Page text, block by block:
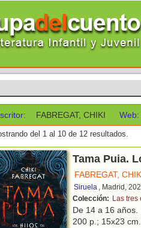
FABREGAT, CHIKI Web:
del 1 al 10 de 12 resultados.
Tama Puia.
FABREGAT,
Siruela , Madrid,
Colección: Las tres
De 14 a 16 años.
200 p.; 15x23